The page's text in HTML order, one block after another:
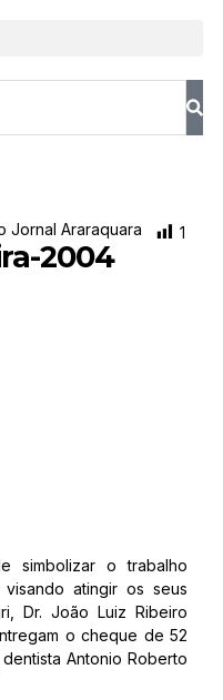
Jornal Araraquara 1
2004
simbolizar o trabalho
atingir os seus
Dr. João Luiz Ribeiro
o cheque de 52
Antonio Roberto